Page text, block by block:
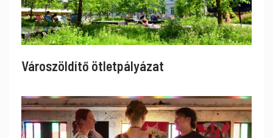
Városzöldítő ötletpályázat